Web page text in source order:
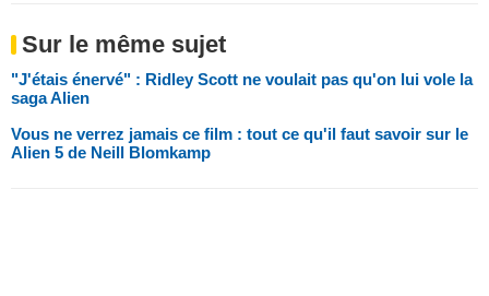
Sur le même sujet
"J'étais énervé" : Ridley Scott ne voulait pas qu'on lui vole la
saga Alien
Vous ne verrez jamais ce film : tout ce qu'il faut savoir sur le
Alien 5 de Neill Blomkamp